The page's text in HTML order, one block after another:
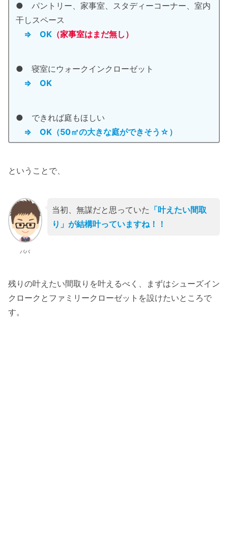
● パントリー、家事室、スタディーコーナー、室内
干しスペース
⇒ OK（家事室はまだ無し ）
● 寝室にウォークインクローゼット
⇒ OK
● できれば庭もほしい
⇒ OK（50㎡の大きな庭ができそう☆）
ということで、
パパ
当初、無謀だと思っていた 「叶えたい間取
り」が結構叶っていますね！！
残りの叶えたい間取りを叶えるべく、まずはシューズイン
クロークとファミリークローゼットを設けたいところで
す。